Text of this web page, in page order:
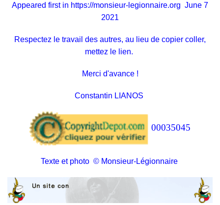
Appeared first in https://monsieur-legionnaire.org June 7
2021
Respectez le travail des autres, au lieu de copier coller,
mettez le lien.
Merci d'avance !
Constantin LIANOS
00035045
Texte et photo © Monsieur-Légionnaire